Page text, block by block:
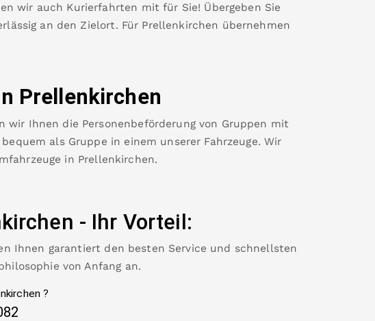
wir auch Kurierfahrten mit für Sie! Übergeben Sie
an den Zielort. Für Prellenkirchen übernehmen
Prellenkirchen
wir Ihnen die Personenbeförderung von Gruppen mit
als Gruppe in einem unserer Fahrzeuge. Wir
in Prellenkirchen.
- Ihr Vorteil:
Ihnen garantiert den besten Service und schnellsten
von Anfang an.
?